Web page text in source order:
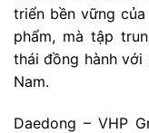
triển bền vững
phẩm, mà tập
thái đồng hành
Nam.
Daedong – VHP